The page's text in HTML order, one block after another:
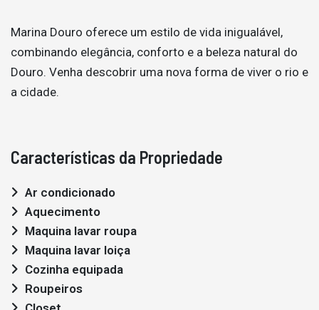
Marina Douro oferece um estilo de vida inigualável,
combinando elegância, conforto e a beleza natural do
Douro. Venha descobrir uma nova forma de viver o rio e
a cidade.
Características da Propriedade
Ar condicionado
Aquecimento
Maquina lavar roupa
Maquina lavar loiça
Cozinha equipada
Roupeiros